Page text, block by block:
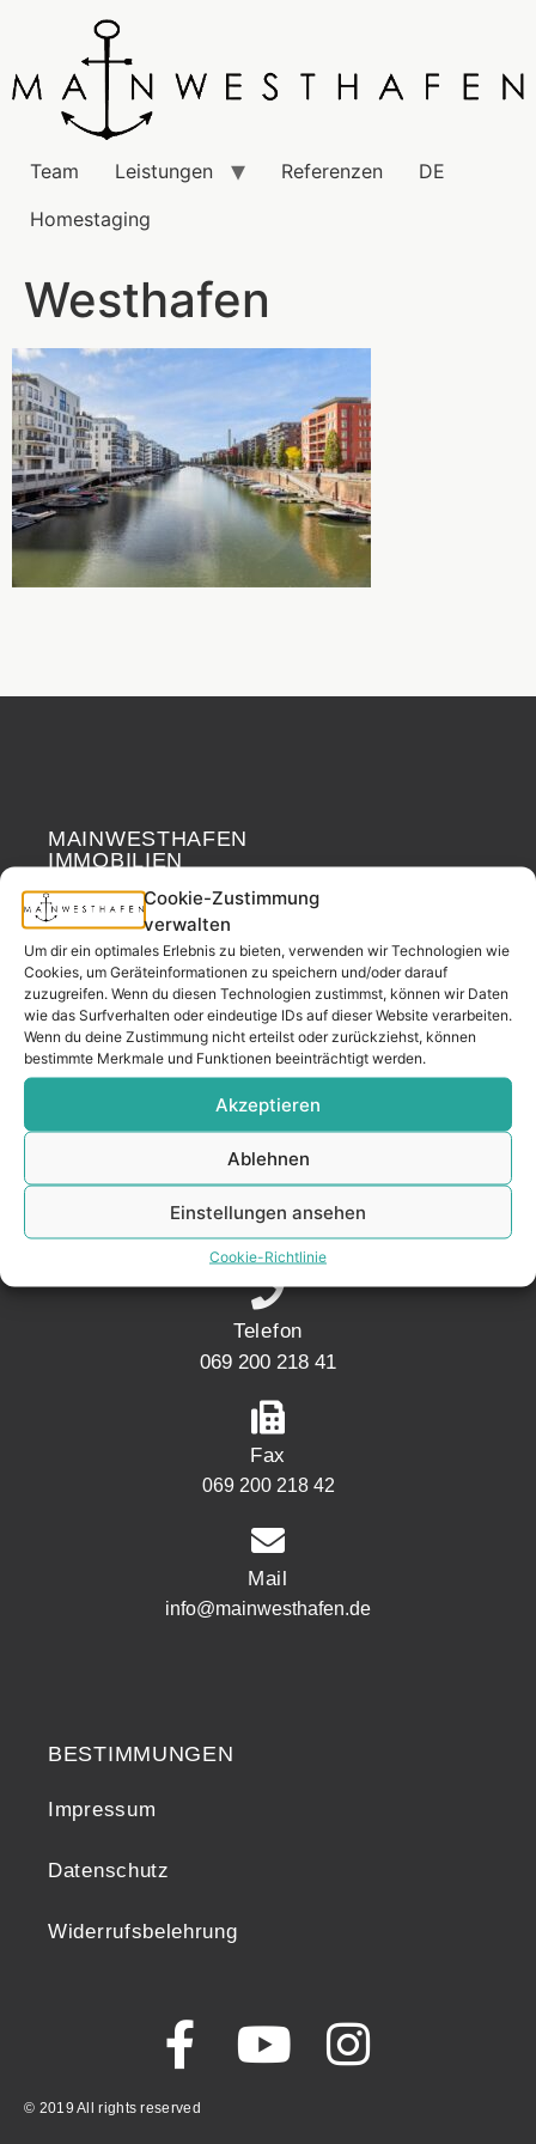
Cookie-Zustimmung
verwalten
Um dir ein optimales Erlebnis zu bieten, verwenden wir Technologien wie
Cookies, um Geräteinformationen zu speichern und/oder darauf
zuzugreifen. Wenn du diesen Technologien zustimmst, können wir Daten
wie das Surfverhalten oder eindeutige IDs auf dieser Website verarbeiten.
Wenn du deine Zustimmung nicht erteilst oder zurückziehst, können
bestimmte Merkmale und Funktionen beeinträchtigt werden.
Akzeptieren
Ablehnen
Einstellungen ansehen
Cookie-Richtlinie
Team Leistungen Referenzen
DE
Homestaging
Westhafen
MAINWESTHAFEN
IMMOBILIEN
Ihr Immobilienpartner
aus der
Nachbarschaft.
– seit 2017.
Adresse
Mainwesthafen Immobilien Speicherstraße 5
60327 Frankfurt
Telefon
069 200 218 41
Fax
069 200 218 42
Mail
info@mainwesthafen.de
BESTIMMUNGEN
Impressum
Datenschutz
Widerrufsbelehrung
© 2019 All rights reserved